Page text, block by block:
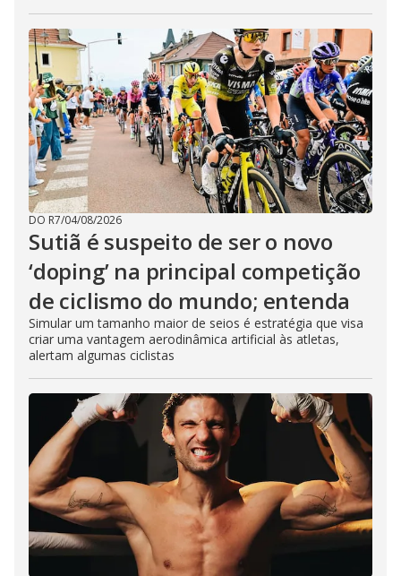
DO R7/04/08/2026
Sutiã é suspeito de ser o novo
‘doping’ na principal competição
de ciclismo do mundo; entenda
Simular um tamanho maior de seios é estratégia que visa
criar uma vantagem aerodinâmica artificial às atletas,
alertam algumas ciclistas